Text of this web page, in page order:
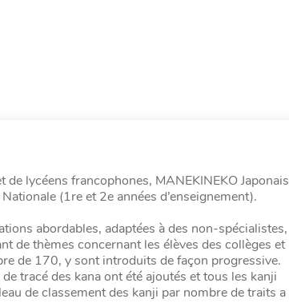
lycéens francophones, MANEKINEKO Japonais
(1re et 2e années d’enseignement).
abordables, adaptées à des non-spécialistes,
de thèmes concernant les élèves des collèges et
de 170, y sont introduits de façon progressive.
tracé des kana ont été ajoutés et tous les kanji
de classement des kanji par nombre de traits a